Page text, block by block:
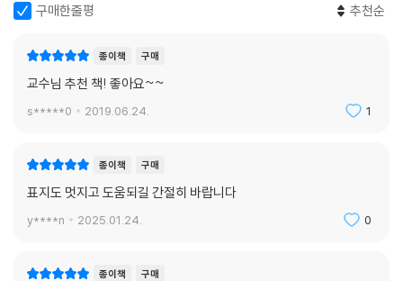
구매한줄평 추천순
종이책 구매
교수님 추천 책! 좋아요~~
s*****0 2019.06.24. 1
종이책 구매
표지도 멋지고 도움되길 간절히 바랍니다
y****n 2025.01.24. 0
종이책 구매